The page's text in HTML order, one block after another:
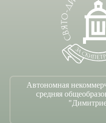
Автономная
средняя